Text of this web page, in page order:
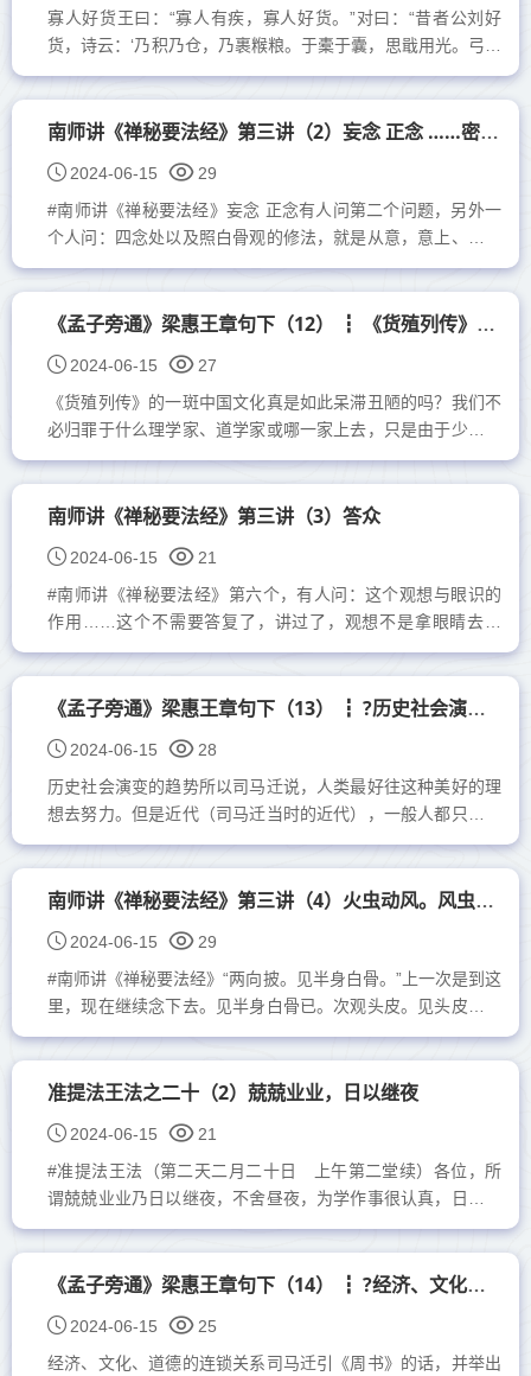
寡人好货王曰：“寡人有疾，寡人好货。”对曰：“昔者公刘好
货，诗云：‘乃积乃仓，乃裹糇粮。于橐于囊，思戢用光。弓矢
斯张，干戈戚扬。爰方启行。’故居者有积仓，行者有裹粮也，
然后可以爰方...
南师讲《禅秘要法经》第三讲（2）妄念 正念 ……密宗之密
2024-06-15
29
#南师讲《禅秘要法经》妄念 正念有人问第二个问题，另外一
个人问：四念处以及照白骨观的修法，就是从意，意上、第六
意识来起修，那么这个四念处大家还记得吧？佛法基本修持
方...
《孟子旁通》梁惠王章句下（12） ┇ 《货殖列传》的一斑
2024-06-15
27
《货殖列传》的一斑中国文化真是如此呆滞丑陋的吗？我们不
必归罪于什么理学家、道学家或哪一家上去，只是由于少数读
书人，把观念搞错了，把大家的观念带到歧路上去。中国文化
的本身...
南师讲《禅秘要法经》第三讲（3）答众
2024-06-15
21
#南师讲《禅秘要法经》第六个，有人问：这个观想与眼识的
作用……这个不需要答复了，讲过了，观想不是拿眼睛去观
的，意在观、意识在观。所以，拼命把眼睛闭着，在里头很用
力地...
《孟子旁通》梁惠王章句下（13） ┇ ?历史社会演变的趋势
2024-06-15
28
历史社会演变的趋势所以司马迁说，人类最好往这种美好的理
想去努力。但是近代（司马迁当时的近代），一般人都只图声
色耳目的享受，已经不可能达到那么高的境界了。接着他又发
表他史家...
南师讲《禅秘要法经》第三讲（4）火虫动风。风虫动火
2024-06-15
29
#南师讲《禅秘要法经》“两向披。见半身白骨。”上一次是到这
里，现在继续念下去。见半身白骨已。次观头皮。见头皮已。
次观薄皮。观薄皮已。次观膜。观膜已。次观...
准提法王法之二十（2）兢兢业业，日以继夜
2024-06-15
21
#准提法王法（第二天二月二十日 上午第二堂续）各位，所
谓兢兢业业乃日以继夜，不舍昼夜，为学作事很认真，日夜钻
研，非常地用心到日思夜想。小时候我家在大甲溪边大概有
六、...
《孟子旁通》梁惠王章句下（14） ┇ ?经济、文化、道德的连锁关系
2024-06-15
25
经济、文化、道德的连锁关系司马迁引《周书》的话，并举出